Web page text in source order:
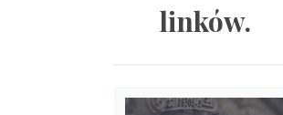
linków.